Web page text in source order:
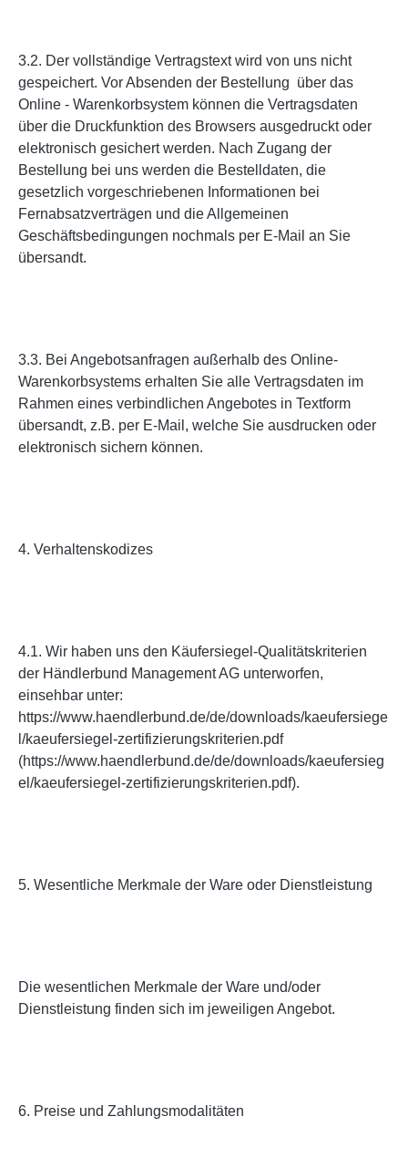
3.2. Der vollständige Vertragstext wird von uns nicht
gespeichert. Vor Absenden der Bestellung über das
Online - Warenkorbsystem können die Vertragsdaten
über die Druckfunktion des Browsers ausgedruckt oder
elektronisch gesichert werden. Nach Zugang der
Bestellung bei uns werden die Bestelldaten, die
gesetzlich vorgeschriebenen Informationen bei
Fernabsatzverträgen und die Allgemeinen
Geschäftsbedingungen nochmals per E-Mail an Sie
übersandt.
3.3. Bei Angebotsanfragen außerhalb des Online-
Warenkorbsystems erhalten Sie alle Vertragsdaten im
Rahmen eines verbindlichen Angebotes in Textform
übersandt, z.B. per E-Mail, welche Sie ausdrucken oder
elektronisch sichern können.
4. Verhaltenskodizes
4.1. Wir haben uns den Käufersiegel-Qualitätskriterien
der Händlerbund Management AG unterworfen,
einsehbar unter:
https://www.haendlerbund.de/de/downloads/kaeufersiege
l/kaeufersiegel-zertifizierungskriterien.pdf
(https://www.haendlerbund.de/de/downloads/kaeufersieg
el/kaeufersiegel-zertifizierungskriterien.pdf).
5. Wesentliche Merkmale der Ware oder Dienstleistung
Die wesentlichen Merkmale der Ware und/oder
Dienstleistung finden sich im jeweiligen Angebot.
6. Preise und Zahlungsmodalitäten